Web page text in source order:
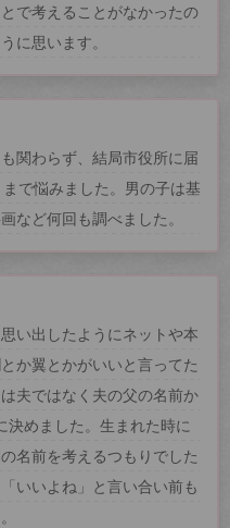
で考えることがなかったの
に思います。
関わらず、結局市役所に届
で悩みました。男の子は基
など何回も調べました。
い出したようにネットや本
か翼とかがいいと言ってた
夫ではなく夫の父の名前か
決めました。生まれた時に
名前を考えるつもりでした
いいよね」と言い合い前も